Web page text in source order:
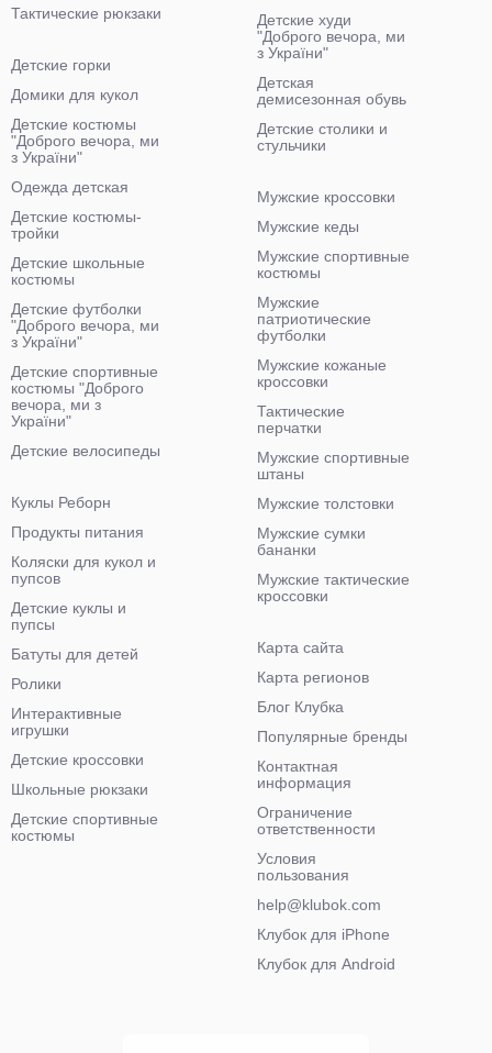
Тактические рюкзаки
Детские худи
"Доброго вечора, ми
з України"
Детская
демисезонная обувь
Детские столики и
стульчики
Детские горки
Домики для кукол
Детские костюмы
"Доброго вечора, ми
з України"
Одежда детская
Детские костюмы-
тройки
Детские школьные
костюмы
Детские футболки
"Доброго вечора, ми
з України"
Детские спортивные
костюмы "Доброго
вечора, ми з
України"
Детские велосипеды
Мужские кроссовки
Мужские кеды
Мужские спортивные
костюмы
Мужские
патриотические
футболки
Мужские кожаные
кроссовки
Тактические
перчатки
Мужские спортивные
штаны
Мужские толстовки
Мужские сумки
бананки
Мужские тактические
кроссовки
Куклы Реборн
Продукты питания
Коляски для кукол и
пупсов
Детские куклы и
пупсы
Батуты для детей
Ролики
Интерактивные
игрушки
Детские кроссовки
Школьные рюкзаки
Детские спортивные
костюмы
Карта сайта
Карта регионов
Блог Клубка
Популярные бренды
Контактная
информация
Ограничение
ответственности
Условия
пользования
help@klubok.com
Клубок для iPhone
Клубок для Android